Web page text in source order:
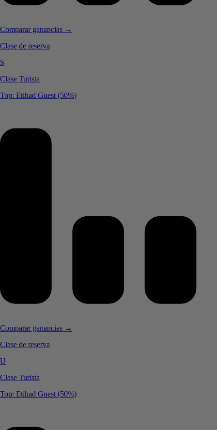
Comparar ganancias →
Clase de reserva
S
Clase Turista
Top: Etihad Guest (50%)
Comparar ganancias →
Clase de reserva
U
Clase Turista
Top: Etihad Guest (50%)